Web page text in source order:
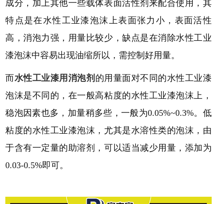
成分，加上其他一些载体表面活性剂来配合使用，其
特点是在水性工业漆泡沫上表面张力小，表面活性
高，消泡力强，用量比较少，缺点是在消除水性工业
漆泡沫中容易出现油缩所以，需控制好用量。
而水性工业漆用 消泡剂 的用量面对不同的水性工业漆
泡沫是不同的，在一般高粘度的水性工业漆泡沫上，
稳泡因素也多，加量稍多些，一般为0.05%~0.3%。低
粘度的水性工业漆泡沫，尤其是水溶性类的泡沫，由
于含有一定量的助溶剂，可以适当减少用量，添加为
0.03-0.5%即可。